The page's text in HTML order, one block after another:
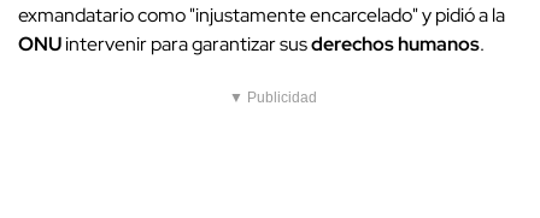
exmandatario como "injustamente encarcelado" y pidió a la
ONUintervenir para garantizar susderechos humanos.
▼ Publicidad